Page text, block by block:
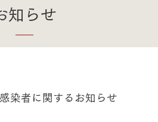
知らせ
染者に関するお知らせ